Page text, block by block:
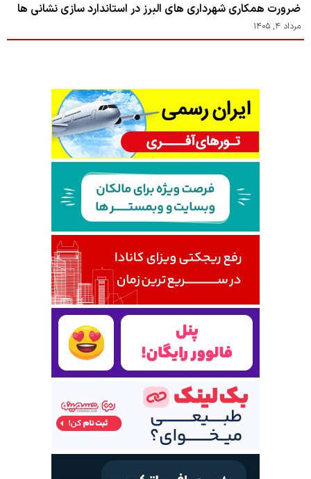
ضرورت همکاری شهرداری های البرز در استاندارد سازی نشانی ها
مرداد ۴, ۱۴۰۵